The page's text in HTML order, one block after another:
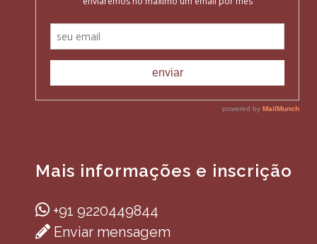
Mais informações e inscrição
+91 9220449844
Enviar mensagem